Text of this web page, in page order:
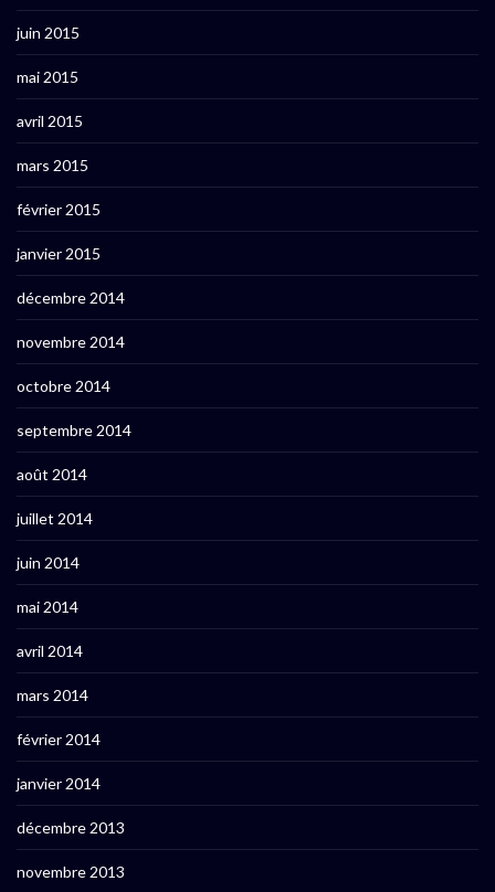
juin 2015
mai 2015
avril 2015
mars 2015
février 2015
janvier 2015
décembre 2014
novembre 2014
octobre 2014
septembre 2014
août 2014
juillet 2014
juin 2014
mai 2014
avril 2014
mars 2014
février 2014
janvier 2014
décembre 2013
novembre 2013